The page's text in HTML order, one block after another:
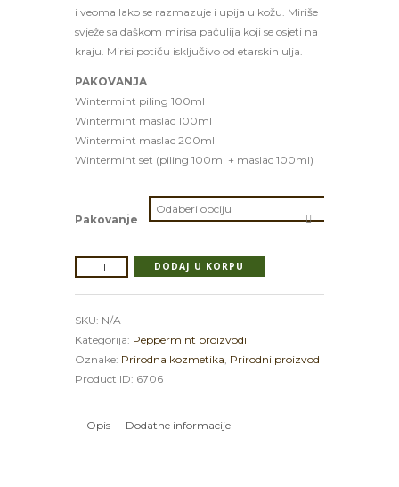
i veoma lako se razmazuje i upija u kožu. Miriše
svježe sa daškom mirisa pačulija koji se osjeti na
kraju. Mirisi potiču isključivo od etarskih ulja.
PAKOVANJA
Wintermint piling 100ml
Wintermint maslac 100ml
Wintermint maslac 200ml
Wintermint set (piling 100ml + maslac 100ml)
Pakovanje
Wintermint
DODAJ U KORPU
SKU: N/A
Kategorija: Peppermint proizvodi
Oznake: Prirodna kozmetika Prirodni proizvod
Product ID: 6706
Opis Dodatne informacije